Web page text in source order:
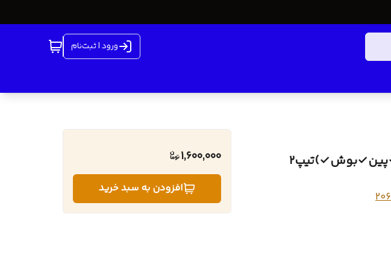
ورود | ثبت‌نام
1,600,000
افزودن به سبد خرید